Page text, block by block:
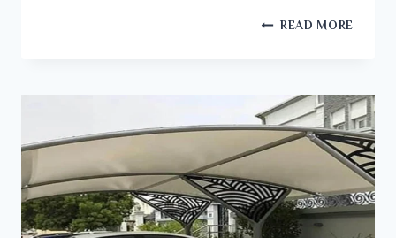
READ MOREتركيب
0542672297
،
افضل
سواتر
للحوش
في
الدمام